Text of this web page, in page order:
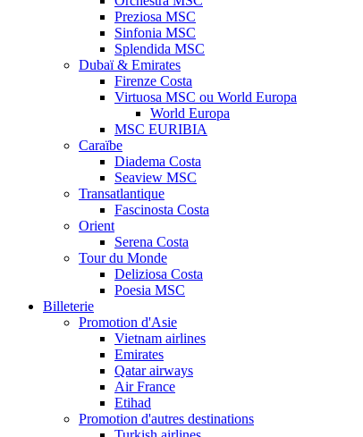
Preziosa MSC
Sinfonia MSC
Splendida MSC
Dubaï & Emirates
Firenze Costa
Virtuosa MSC ou World Europa
World Europa
MSC EURIBIA
Caraïbe
Diadema Costa
Seaview MSC
Transatlantique
Fascinosta Costa
Orient
Serena Costa
Tour du Monde
Deliziosa Costa
Poesia MSC
Billeterie
Promotion d'Asie
Vietnam airlines
Emirates
Qatar airways
Air France
Etihad
Promotion d'autres destinations